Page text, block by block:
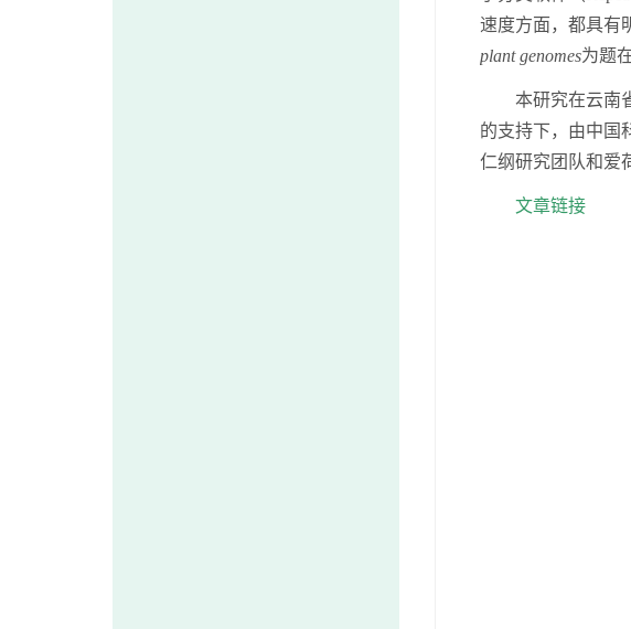
速度方面，都具有
plant genomes为题
本研究在云南
的支持下，由中国
仁纲研究团队和爱
文章链接